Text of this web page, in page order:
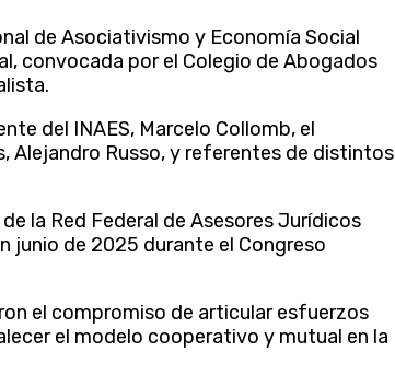
de Asociativismo y Economía Social
convocada por el Colegio de Abogados
del INAES, Marcelo Collomb, el
Alejandro Russo, y referentes de distintos
la Red Federal de Asesores Jurídicos
junio de 2025 durante el Congreso
el compromiso de articular esfuerzos
el modelo cooperativo y mutual en la